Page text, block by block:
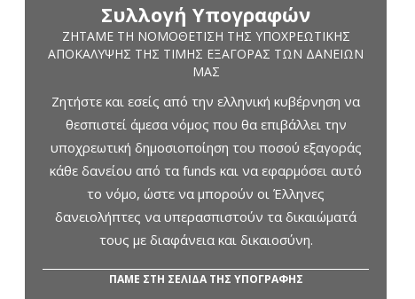
Συλλογή Υπογραφών
ΖΗΤΆΜΕ ΤΗ ΝΟΜΟΘΈΤΙΣΗ ΤΗΣ ΥΠΟΧΡΕΩΤΙΚΉΣ
ΑΠΟΚΆΛΥΨΗΣ ΤΗΣ ΤΙΜΉΣ ΕΞΑΓΟΡΆΣ ΤΩΝ ΔΑΝΕΊΩΝ
ΜΑΣ
Ζητήστε και εσείς από την ελληνική κυβέρνηση να
θεσπιστεί άμεσα νόμος που θα επιβάλλει την
υποχρεωτική δημοσιοποίηση του ποσού εξαγοράς
κάθε δανείου από τα funds και να εφαρμόσει αυτό
το νόμο, ώστε να μπορούν οι Έλληνες
δανειολήπτες να υπερασπιστούν τα δικαιώματά
τους με διαφάνεια και δικαιοσύνη.
ΠΑΜΕ ΣΤΗ ΣΕΛΙΔΑ ΤΗΣ ΥΠΟΓΡΑΦΗΣ